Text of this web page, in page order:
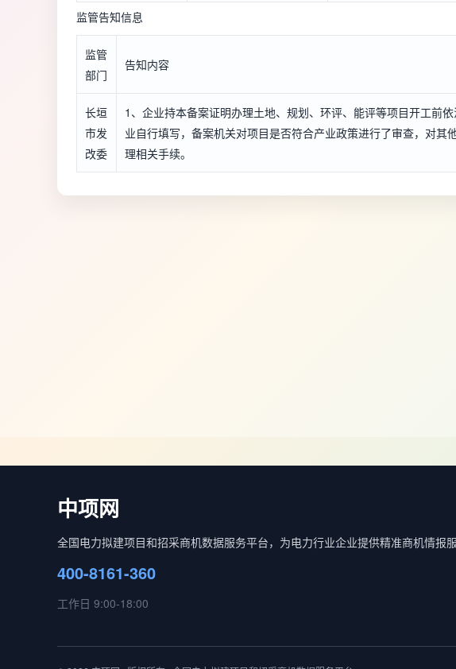
监管告知信息
监管
部门
告知内容
长垣
市发
改委
1、企业持本备案证明办理土地、规划、环评、能评等项目开工前
业自行填写，备案机关对项目是否符合产业政策进行了审查，对其
理相关手续。
中项网
全国电力拟建项目和招采商机数据服务平台，为电力行业企业提供精准商机情报服
400-8161-360
工作日 9:00-18:00